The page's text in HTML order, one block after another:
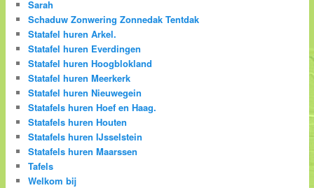
Sarah
Schaduw Zonwering Zonnedak Tentdak
Statafel huren Arkel.
Statafel huren Everdingen
Statafel huren Hoogblokland
Statafel huren Meerkerk
Statafel huren Nieuwegein
Statafels huren Hoef en Haag.
Statafels huren Houten
Statafels huren IJsselstein
Statafels huren Maarssen
Tafels
Welkom bij